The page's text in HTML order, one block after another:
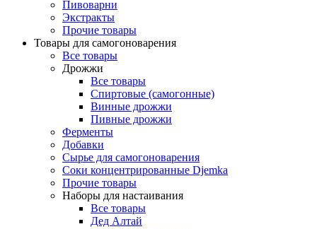
Пивоварни
Экстракты
Прочие товары
Товары для самогоноварения
Все товары
Дрожжи
Все товары
Спиртовые (самогонные)
Винные дрожжи
Пивные дрожжи
Ферменты
Добавки
Сырье для самогоноварения
Соки концентрированные Djemka
Прочие товары
Наборы для настаивания
Все товары
Дед Алтай